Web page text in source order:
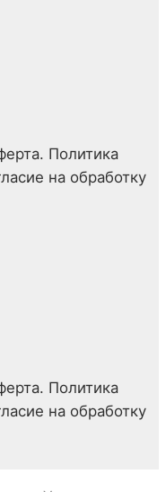
Политика
на обработку
Политика
на обработку